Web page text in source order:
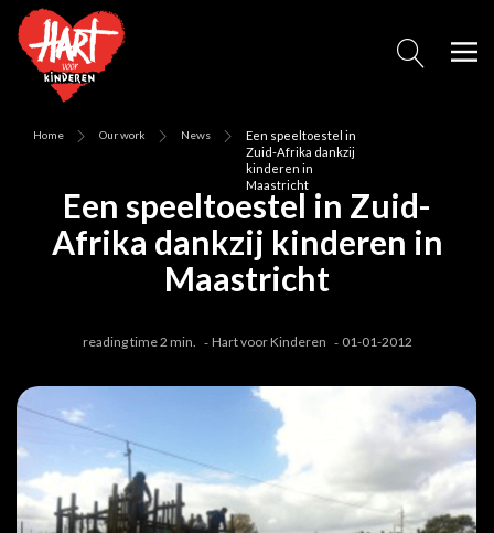
Home Our work News
Een speeltoestel in
Zuid-Afrika dankzij
kinderen in
Maastricht
Een speeltoestel in Zuid-
Afrika dankzij kinderen in
Maastricht
reading time 2 min. Hart voor Kinderen 01-01-2012